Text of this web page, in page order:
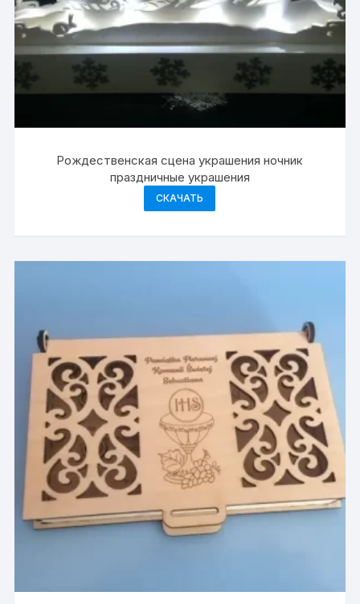
Рождественская сцена украшения ночник
праздничные украшения
СКАЧАТЬ